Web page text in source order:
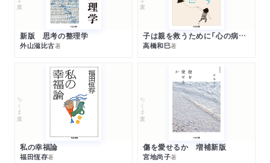
新版 思考の整理学
外山滋比古著
子は親を救うために「心の病」になる
高橋和巳著
ちくま文庫
私の幸福論
福田恆存著
ちくま文庫
傷を愛せるか 増補新版
宮地尚子著